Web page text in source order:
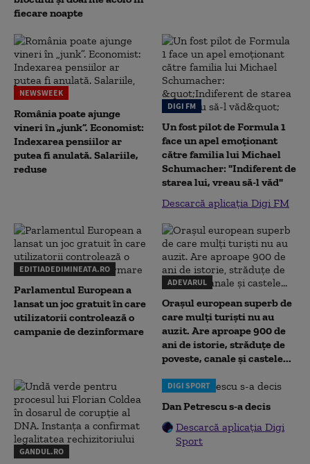
fiecare noapte
NEWSWEEK
România poate ajunge
vineri în „junk”. Economist:
Indexarea pensiilor ar
putea fi anulată. Salariile,
reduse
DIGI FM
Un fost pilot de Formula 1
face un apel emoționant
către familia lui Michael
Schumacher: "Indiferent de
starea lui, vreau să-l văd"
Descarcă aplicația Digi FM
EDITIADEDIMINEATA.RO
Parlamentul European a
lansat un joc gratuit în care
utilizatorii controlează o
campanie de dezinformare
ADEVARUL
Orașul european superb de
care mulți turiști nu au
auzit. Are aproape 900 de
ani de istorie, străduțe de
poveste, canale și castele...
GANDUL.RO
DIGI SPORT
Dan Petrescu s-a decis
Descarcă aplicația Digi
Sport